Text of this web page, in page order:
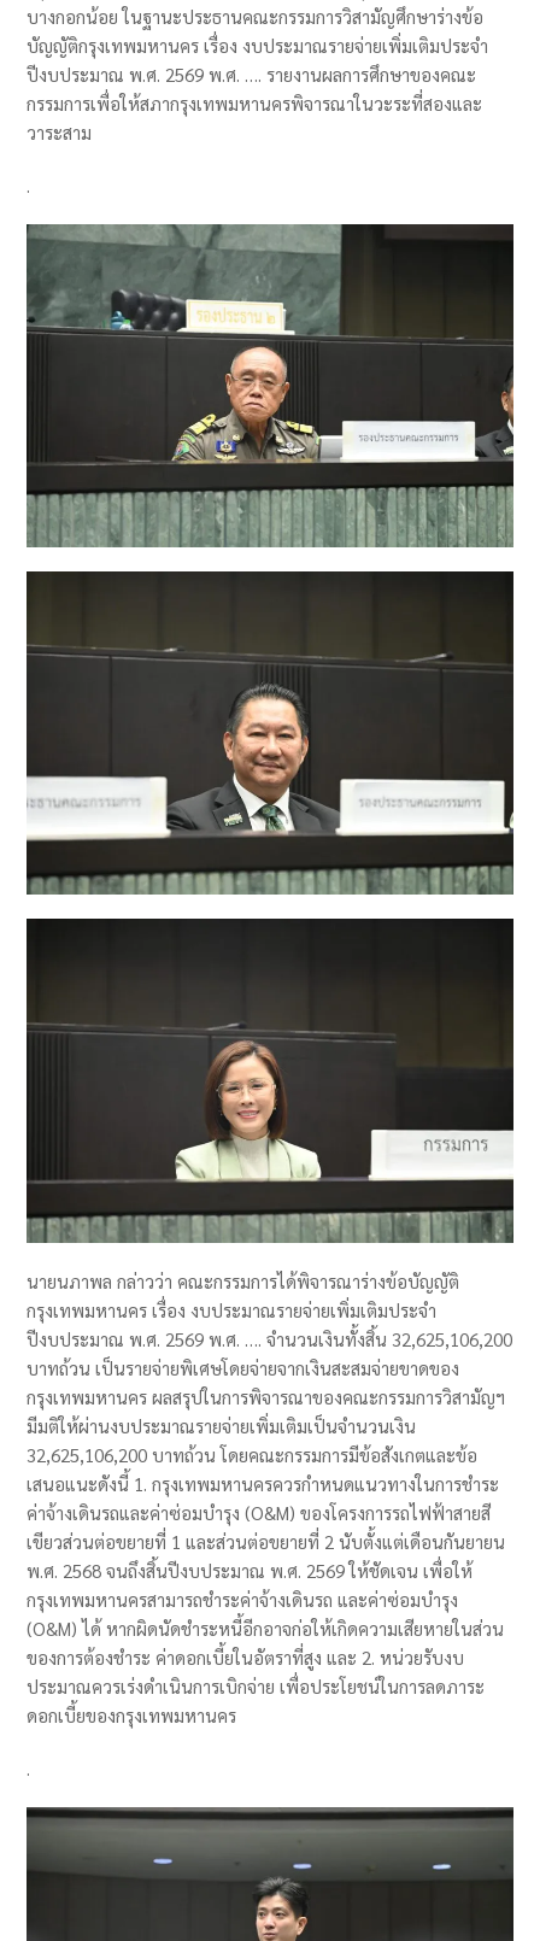
บางกอกน้อย ในฐานะประธานคณะกรรมการวิสามัญศึกษาร่างข้อ
บัญญัติกรุงเทพมหานคร เรื่อง งบประมาณรายจ่ายเพิ่มเติมประจำ
ปีงบประมาณ พ.ศ. 2569 พ.ศ. …. รายงานผลการศึกษาของคณะ
กรรมการเพื่อให้สภากรุงเทพมหานครพิจารณาในวะระที่สองและ
วาระสาม
.
นายนภาพล กล่าวว่า คณะกรรมการได้พิจารณาร่างข้อบัญญัติ
กรุงเทพมหานคร เรื่อง งบประมาณรายจ่ายเพิ่มเติมประจำ
ปีงบประมาณ พ.ศ. 2569 พ.ศ. …. จำนวนเงินทั้งสิ้น 32,625,106,200
บาทถ้วน เป็นรายจ่ายพิเศษโดยจ่ายจากเงินสะสมจ่ายขาดของ
กรุงเทพมหานคร ผลสรุปในการพิจารณาของคณะกรรมการวิสามัญฯ
มีมติให้ผ่านงบประมาณรายจ่ายเพิ่มเติมเป็นจำนวนเงิน
32,625,106,200 บาทถ้วน โดยคณะกรรมการมีข้อสังเกตและข้อ
เสนอแนะดังนี้ 1. กรุงเทพมหานครควรกำหนดแนวทางในการชำระ
ค่าจ้างเดินรถและค่าซ่อมบำรุง (O&M) ของโครงการรถไฟฟ้าสายสี
เขียวส่วนต่อขยายที่ 1 และส่วนต่อขยายที่ 2 นับตั้งแต่เดือนกันยายน
พ.ศ. 2568 จนถึงสิ้นปีงบประมาณ พ.ศ. 2569 ให้ชัดเจน เพื่อให้
กรุงเทพมหานครสามารถชำระค่าจ้างเดินรถ และค่าซ่อมบำรุง
(O&M) ได้ หากผิดนัดชำระหนี้อีกอาจก่อให้เกิดความเสียหายในส่วน
ของการต้องชำระ ค่าดอกเบี้ยในอัตราที่สูง และ 2. หน่วยรับงบ
ประมาณควรเร่งดำเนินการเบิกจ่าย เพื่อประโยชน์ในการลดภาระ
ดอกเบี้ยของกรุงเทพมหานคร